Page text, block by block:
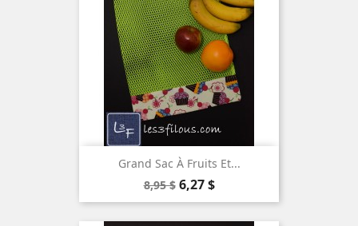
Grand Sac À Fruits Et...
Prix
de
8,95 $ Prix
6,27 $